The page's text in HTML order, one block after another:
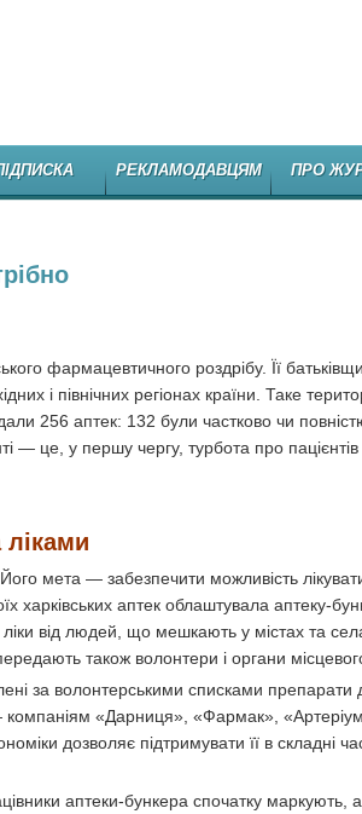
РЕКЛАМОДАВЦЯМ ПРО
фармацевтичного роздрібу. Її
і північних регіонах країни. Таке
256 аптек: 132 були частково чи
— це, у першу чергу, турбота про пацієнтів
мета — забезпечити можливість
харківських аптек облаштувала аптеку-
ліки від людей, що мешкають у містах та
також волонтери і органи
за волонтерськими списками препарати
«Дарниця», «Фармак»,
дозволяє підтримувати її в складні
аптеки-бункера спочатку маркують,